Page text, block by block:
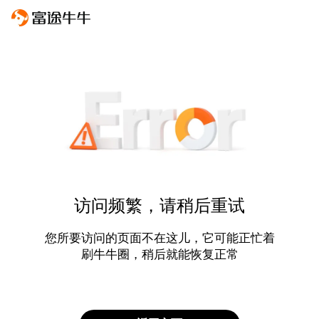
访问频繁，请稍后重试
您所要访问的页面不在这儿，它可能正忙着
刷牛牛圈，稍后就能恢复正常